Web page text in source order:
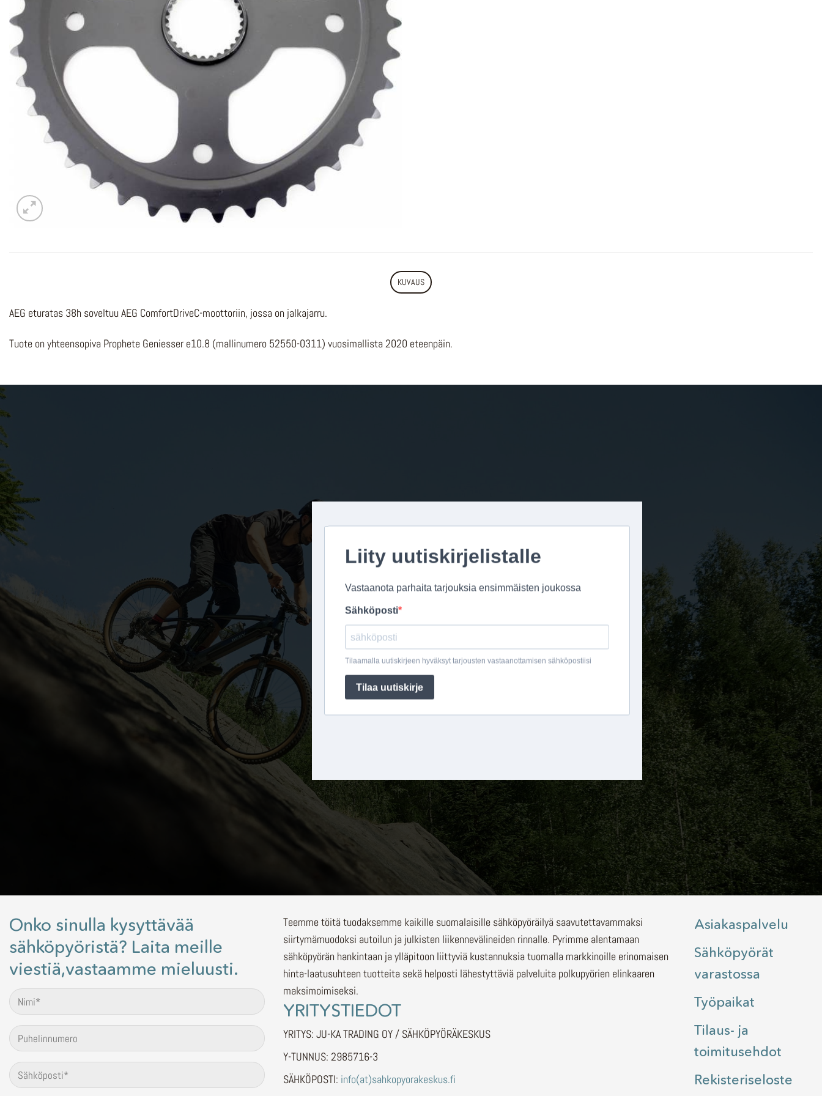
KUVAUS
AEG eturatas 38h soveltuu AEG ComfortDriveC-moottoriin, jossa on jalkajarru.
Tuote on yhteensopiva Prophete Geniesser e10.8 (mallinumero 52550-0311) vuosimallista 2020 eteenpäin.
Onko sinulla kysyttävää
sähköpyöristä? Laita meille
viestiä,vastaamme mieluusti.
Teemme töitä tuodaksemme kaikille suomalaisille sähköpyöräilyä saavutettavammaksi
siirtymämuodoksi autoilun ja julkisten liikennevälineiden rinnalle. Pyrimme alentamaan
sähköpyörän hankintaan ja ylläpitoon liittyviä kustannuksia tuomalla markkinoille erinomaisen
hinta-laatusuhteen tuotteita sekä helposti lähestyttäviä palveluita polkupyörien elinkaaren
maksimoimiseksi.
YRITYSTIEDOT
YRITYS: JU-KA TRADING OY / SÄHKÖPYÖRÄKESKUS
Y-TUNNUS: 2985716-3
SÄHKÖPOSTI: info(at)sahkopyorakeskus.fi
Asiakaspalvelu
Sähköpyörät
varastossa
Työpaikat
Tilaus- ja
toimitusehdot
Rekisteriseloste